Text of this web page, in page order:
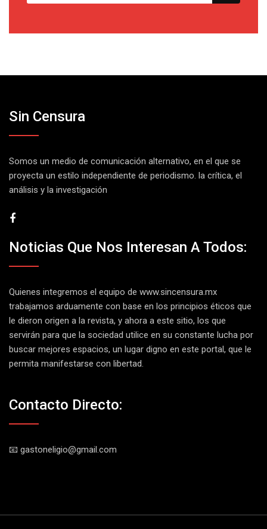
Sin Censura
Somos un medio de comunicación alternativo, en el que se
proyecta un estilo independiente de periodismo. la crítica, el
análisis y la investigación
Noticias Que Nos Interesan A Todos:
Quienes integremos el equipo de www.sincensura.mx
trabajamos arduamente con base en los principios éticos que
le dieron origen a la revista, y ahora a este sitio, los que
servirán para que la sociedad utilice en su constante lucha por
buscar mejores espacios, un lugar digno en este portal, que le
permita manifestarse con libertad.
Contacto Directo:
📧 gastoneligio@gmail.com